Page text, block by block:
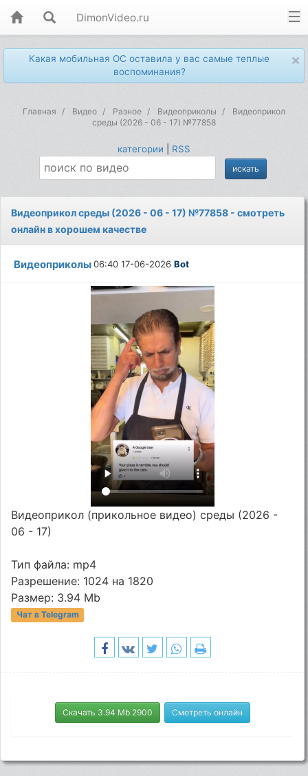
DimonVideo.ru
×
Какая мобильная ОС оставила у вас самые теплые
воспоминания?
Главная Видео Разное Видеоприколы
Видеоприкол
среды (2026 - 06 - 17) №77858
категории RSS
Видеоприкол среды (2026 - 06 - 17) №77858 - смотреть
онлайн в хорошем качестве
Видеоприколы06:40 17-06-2026Bot
Видеоприкол (прикольное видео) среды (2026 -
06 - 17)
Тип файла: mp4
Разрешение: 1024 на 1820
Размер: 3.94 Mb
Чат в Telegram
Скачать 3.94 Mb 2900 Смотреть онлайн